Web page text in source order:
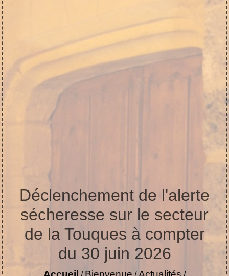
Déclenchement de l'alerte
sécheresse sur le secteur
de la Touques à compter
du 30 juin 2026